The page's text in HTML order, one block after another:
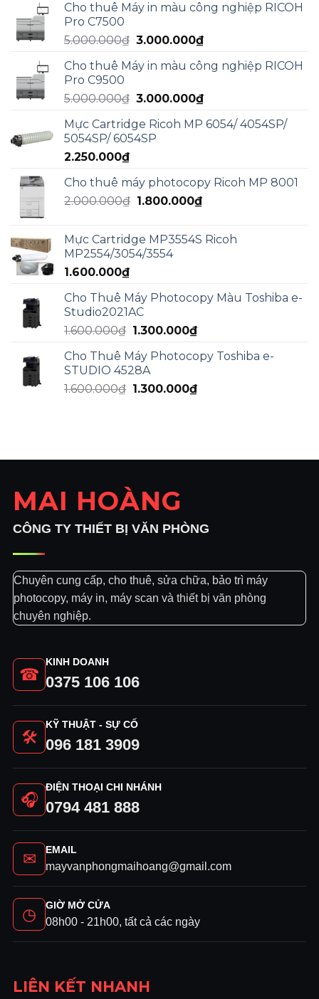
là:
tại
4.990.000₫.
Cho thuê Máy in màu công nghiệp RICOH
Pro C7500
5.000.000₫ Giá
là:
3.000.000₫Giá
tại
3.000.000₫.
Cho thuê Máy in màu công nghiệp RICOH
Pro C9500
5.000.000₫ Giá
là:
5.000.000₫.
3.000.000₫Giá
tại
Mực Cartridge Ricoh MP 6054/ 4054SP/
5054SP/ 6054SP
2.250.000₫
Cho thuê máy photocopy Ricoh MP 8001
2.000.000₫ Giá
2.000.000₫.
1.800.000₫Giá
là:
Mực Cartridge MP3554S Ricoh
MP2554/3054/3554
1.600.000₫
Cho Thuê Máy Photocopy Màu Toshiba e-
Studio2021AC
1.600.000₫ Giá
là:
1.600.000₫.
1.300.000₫Giá
tại
1.300.000₫.
Cho Thuê Máy Photocopy Toshiba e-
STUDIO 4528A
1.600.000₫ Giá
1.300.000₫Giá
MAI HOÀNG
CÔNG TY THIẾT BỊ VĂN PHÒNG
Chuyên cung cấp, cho thuê, sửa chữa, bảo trì máy
photocopy, máy in, máy scan và thiết bị văn phòng
chuyên nghiệp.
☎
KINH DOANH
0375 106 106
🛠
KỸ THUẬT - SỰ CỐ
096 181 3909
🎧
ĐIỆN THOẠI CHI NHÁNH
0794 481 888
✉ EMAIL
mayvanphongmaihoang@gmail.com
◷ GIỜ MỞ CỬA
08h00 - 21h00, tất cả các ngày
LIÊN KẾT NHANH